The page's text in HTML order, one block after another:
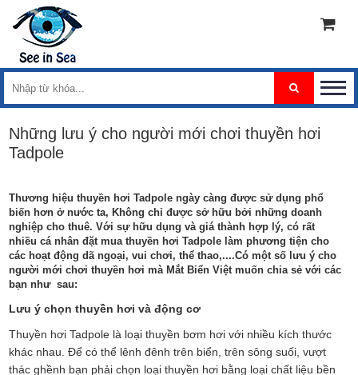
Những lưu ý cho người mới chơi thuyền hơi
Tadpole
Thương hiệu thuyền hơi Tadpole ngày càng được sử dụng phổ
biến hơn ở nước ta, Không chỉ được sở hữu bởi những doanh
nghiệp cho thuê. Với sự hữu dụng và giá thành hợp lý, có rất
nhiều cá nhân đặt mua thuyền hơi Tadpole làm phương tiện cho
các hoạt động dã ngoại, vui chơi, thể thao,....Có một số lưu ý cho
người mới chơi thuyền hơi mà Mắt Biển Việt muốn chia sẻ với các
bạn như sau:
Lưu ý chọn thuyền hơi và động cơ
Thuyền hơi Tadpole là loại thuyền bơm hơi với nhiều kích thước
khác nhau. Để có thể lênh đênh trên biển, trên sông suối, vượt
thác ghềnh bạn phải chọn loại thuyền hơi bằng loại chất liệu bền